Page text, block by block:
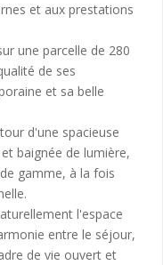
et aux prestations
une parcelle de 280
de ses
et sa belle
d'une spacieuse
baignée de lumière,
gamme, à la fois
l'espace
entre le séjour,
de vie ouvert et